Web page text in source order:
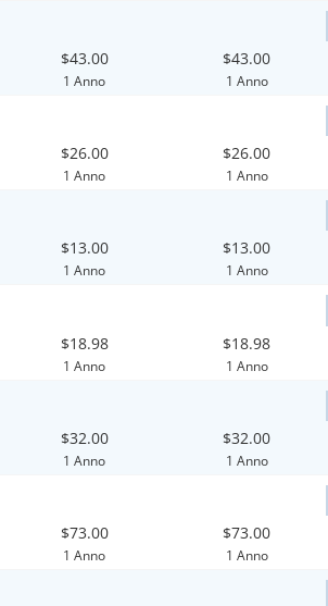
$43.00
1 Anno
$43.00
1 Anno
$26.00
1 Anno
$26.00
1 Anno
$13.00
1 Anno
$13.00
1 Anno
$18.98
1 Anno
$18.98
1 Anno
$32.00
1 Anno
$32.00
1 Anno
$73.00
1 Anno
$73.00
1 Anno